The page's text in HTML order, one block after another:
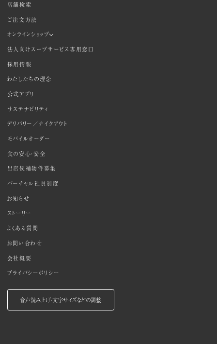
店舗検索
ご注文方法
オンラインショップ
法人向けスープサービス専用窓口
採用情報
わたしたちの理念
公式アプリ
サステナビリティ
デリバリー／テイクアウト
モバイルオーダー
食の安心・安全
出店候補物件募集
バーチャル社員制度
お知らせ
ストーリー
よくある質問
お問い合わせ
会社概要
プライバシーポリシー
音声読み上げ・文字サイズなどの調整